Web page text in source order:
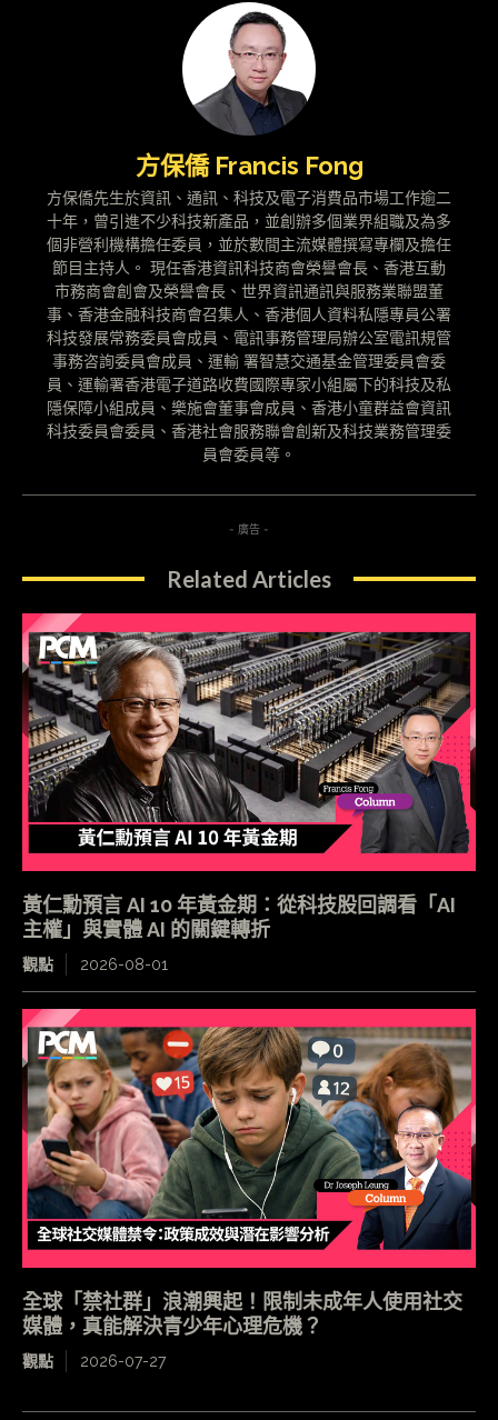
方保僑 Francis Fong
方保僑先生於資訊、通訊、科技及電子消費品市場工作逾二
十年，曾引進不少科技新產品，並創辦多個業界組職及為多
個非營利機構擔任委員，並於數間主流媒體撰寫專欄及擔任
節目主持人。 現任香港資訊科技商會榮譽會長、香港互動
市務商會創會及榮譽會長、世界資訊通訊與服務業聯盟董
事、香港金融科技商會召集人、香港個人資料私隱專員公署
科技發展常務委員會成員、電訊事務管理局辦公室電訊規管
事務咨詢委員會成員、運輸 署智慧交通基金管理委員會委
員、運輸署香港電子道路收費國際專家小組屬下的科技及私
隱保障小組成員、樂施會董事會成員、香港小童群益會資訊
科技委員會委員、香港社會服務聯會創新及科技業務管理委
員會委員等。
- 廣告 -
Related Articles
黃仁勳預言 AI 10 年黃金期：從科技股回調看「AI
主權」與實體 AI 的關鍵轉折
觀點 2026-08-01
全球「禁社群」浪潮興起！限制未成年人使用社交
媒體，真能解決青少年心理危機？
觀點 2026-07-27